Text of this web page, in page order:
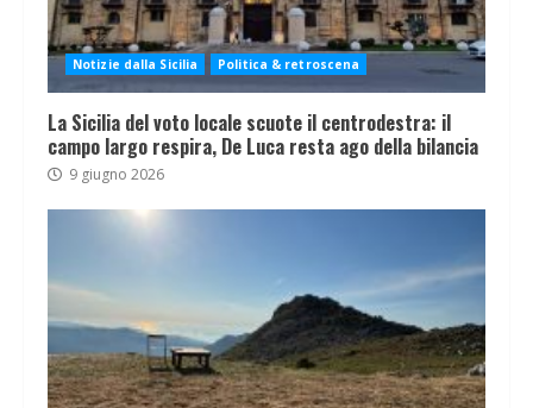
Notizie dalla Sicilia Politica & retroscena
La Sicilia del voto locale scuote il centrodestra: il
campo largo respira, De Luca resta ago della bilancia
9 giugno 2026